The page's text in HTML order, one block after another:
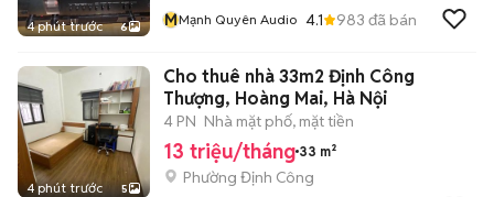
4 phút trước 6
MMạnh Quyên Audio 4.1 983 đã bán
4 phút trước 5
Cho thuê nhà 33m2 Định Công
Thượng, Hoàng Mai, Hà Nội
4 PN Nhà mặt phố, mặt tiền
13 triệu/tháng 33 m²
Phường Định Công